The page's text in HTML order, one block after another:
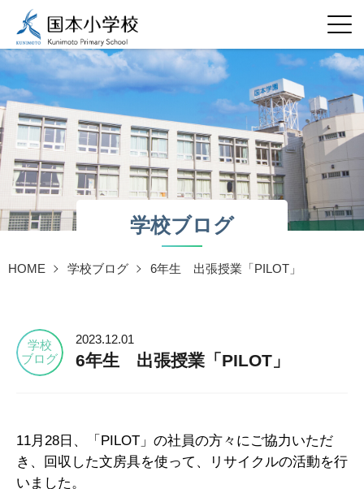
学校ブログ
HOME 学校ブログ 6年生 出張授業「PILOT」
学校
ブログ
2023.12.01
6年生 出張授業「PILOT」
11月28日、「PILOT」の社員の方々にご協力いただ
き、回収した文房具を使って、リサイクルの活動を行
いました。